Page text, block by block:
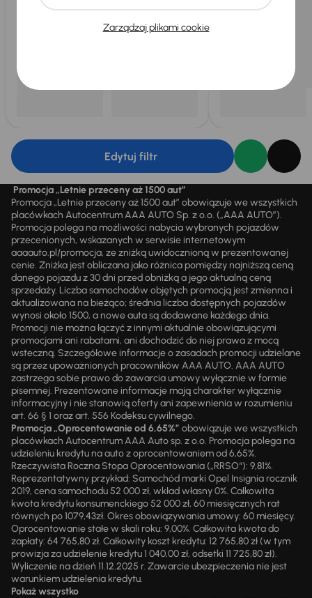
Edytuj filtr
Promocja „Letnie przeceny aż 1500 aut”
Promocja „Letnie przeceny aż 1500 aut” obowiązuje we wszystkich
placówkach Autocentrum AAA AUTO Sp. z o.o. („AAA AUTO”).
Promocja polega na możliwości nabycia wybranych pojazdów
przecenionych, wskazanych w serwisie internetowym
aaaauto.pl/promocja, ze zniżką uwidocznioną w prezentowanej
cenie. Zniżka jest obliczana jako różnica pomiędzy najniższą ceną
danego pojazdu z 30 dni przed obniżką a jego aktualną ceną
sprzedaży. Liczba samochodów objętych promocją jest zmienna i
aktualizowana na bieżąco; średnia liczba dostępnych pojazdów
wynosi około 1500, a nowe auta są dodawane każdego dnia.
Promocji nie można łączyć z innymi aktualnie obowiązującymi
promocjami ani rabatami, ani dochodzić do niej prawa z mocą
wsteczną. Szczegółowe informacje o zasadach promocji udzielane
są przez upoważnionych pracowników AAA AUTO. AAA AUTO
zastrzega sobie prawo do zawarcia umowy wyłącznie w formie
pisemnej. Prezentowane informacje mają charakter wyłącznie
informacyjny i nie stanowią oferty ani zapewnienia w rozumieniu
art. 66 § 1 oraz art. 556 Kodeksu cywilnego.
Promocja „Oprocentowanie od 6,65%” obowiązuje we wszystkich
placówkach Autocentrum AAA Auto sp. z o.o. Promocja polega na
udzieleniu kredytu na auto z oprocentowaniem od 6,65%.
Rzeczywista Roczna Stopa Oprocentowania („RRSO“): 9,81%.
Reprezentatywny przykład: Samochód marki Opel Insignia rocznik
2019, cena samochodu 52 000 zł, wkład własny 0%. Całkowita
kwota kredytu konsumenckiego 52 000 zł, 60 miesięcznych rat
równych po 1079,43zł. Okres obowiązywania umowy: 60 miesięcy.
Oprocentowanie stałe w skali roku: 9,00%. Całkowita kwota do
zapłaty: 64 765,80 zł. Całkowity koszt kredytu: 12 765,80 zł (w tym
prowizja za udzielenie kredytu 1 040,00 zł, odsetki 11 725,80 zł).
Wyliczenie na dzień 11.12.2025 r. Zawarcie ubezpieczenia nie jest
warunkiem udzielenia kredytu.
Pokaż wszystko
Zarządzaj plikami cookie